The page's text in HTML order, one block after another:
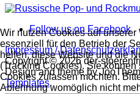
Follow us on Facebook
Impressum /
Copyright © 2026 der-
Design and theme by
Templates.
Wir nutzen Cookies auf
essenziell für den Betrieb der
helfen, diese Website und die
(Tracking Cookies). Sie
Cookies zulassen möchten.
Ablehnung womöglich nicht